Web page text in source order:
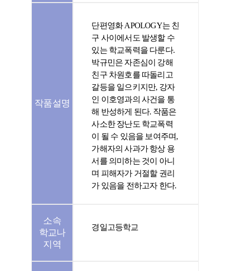
작품설명
단편영화 APOLOGY는 친
구 사이에서도 발생할 수
있는 학교폭력을 다룬다.
박규민은 자존심이 강해
친구 차원호를 따돌리고
갈등을 일으키지만, 강자
인 이호영과의 사건을 통
해 반성하게 된다. 작품은
사소한 장난도 학교폭력
이 될 수 있음을 보여주며,
가해자의 사과가 항상 용
서를 의미하는 것이 아니
며 피해자가 거절할 권리
가 있음을 전하고자 한다.
소속
학교나
지역
경일고등학교